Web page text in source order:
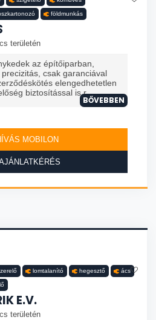
földmunkás
területén
az építőiparban,
csak garanciával
elengedhetetlen
biztosítással is r...
BŐVEBBEN
MOBILON
lomtalanító hegesztő ács
E.V.
területén